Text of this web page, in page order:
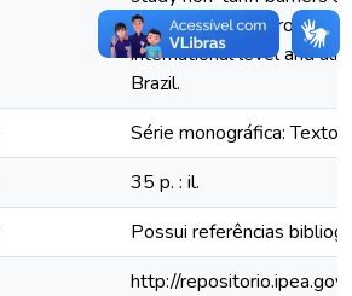
hypothesis that
international level and
Brazil.
Série monográfica: Texto
35 p. : il.
Possui referências
http://